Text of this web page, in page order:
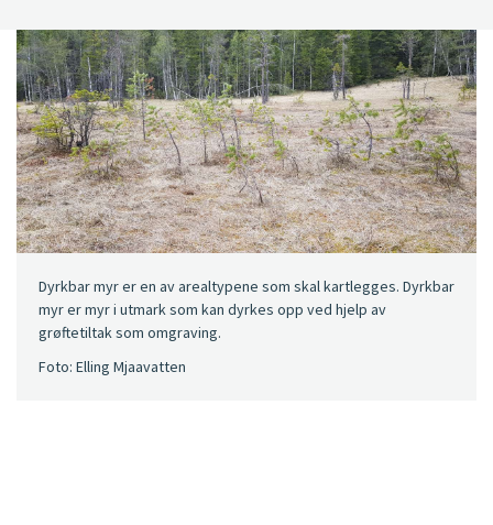
Dyrkbar myr er en av arealtypene som skal kartlegges. Dyrkbar
myr er myr i utmark som kan dyrkes opp ved hjelp av
grøftetiltak som omgraving.
Foto: Elling Mjaavatten